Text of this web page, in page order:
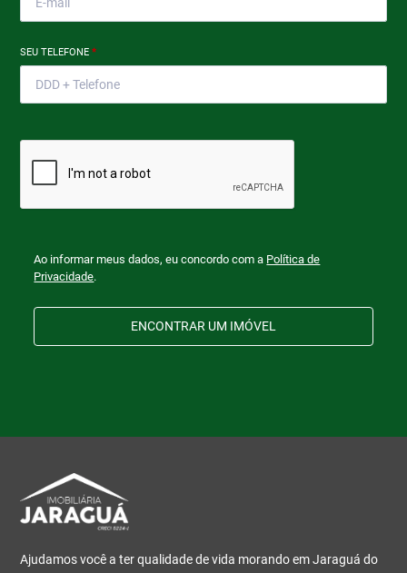
SEU TELEFONE*
Ao informar meus dados, eu concordo com a Política de
Privacidade.
ENCONTRAR UM IMÓVEL
Ajudamos você a ter qualidade de vida morando em Jaraguá do